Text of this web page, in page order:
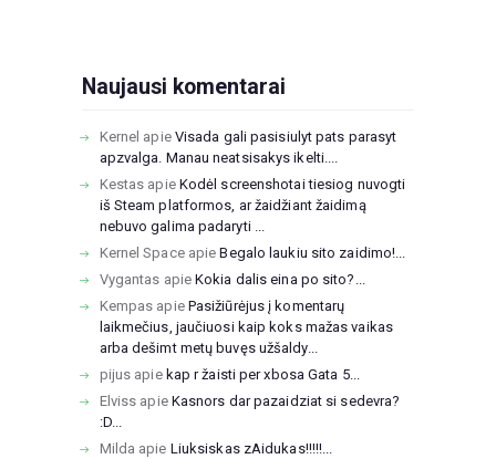
Naujausi komentarai
Kernel apie Visada gali pasisiulyt pats parasyt
apzvalga. Manau neatsisakys ikelti....
Kestas apie Kodėl screenshotai tiesiog nuvogti
iš Steam platformos, ar žaidžiant žaidimą
nebuvo galima padaryti ...
Kernel SpaceapieBegalo laukiu sito zaidimo!...
Vygantas apieKokia dalis eina po sito?...
Kempas apie Pasižiūrėjus į komentarų
laikmečius, jaučiuosi kaip koks mažas vaikas
arba dešimt metų buvęs užšaldy...
pijus apie kap r žaisti per xbosa Gata 5...
Elviss apie Kasnors dar pazaidziat si sedevra?
:D...
Milda apie Liuksiskas zAidukas!!!!!...